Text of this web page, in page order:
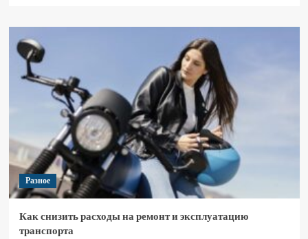
Разное
Как снизить расходы на ремонт и эксплуатацию
транспорта